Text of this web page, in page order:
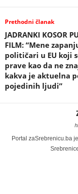
Prethodni članak
JADRANKI KOSOR
FILM: “Mene
političari u EU koji
prave kao da ne
kakva je aktuelna
pojedinih ljudi”
Portal zaSrebrenicu.ba